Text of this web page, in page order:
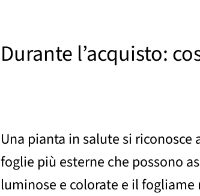
Durante l’acquisto:
Una pianta in salute si
foglie più esterne che possono
luminose e colorate e il fogliame